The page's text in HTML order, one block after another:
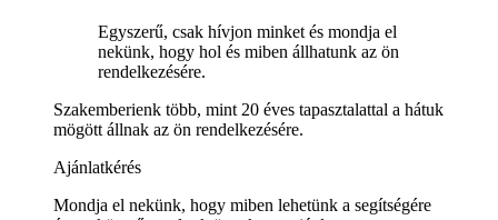
Egyszerű, csak hívjon minket és mondja el
nekünk, hogy hol és miben állhatunk az ön
rendelkezésére.
Szakemberienk több, mint 20 éves tapasztalattal a hátuk
mögött állnak az ön rendelkezésére.
Ajánlatkérés
Mondja el nekünk, hogy miben lehetünk a segítségére